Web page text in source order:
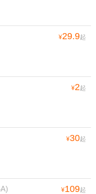
¥29.9起
¥2起
¥30起
¥109起